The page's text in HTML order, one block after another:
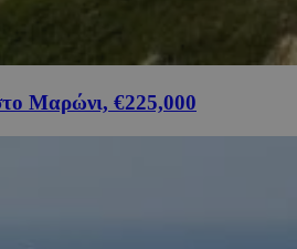
Μαρώνι, €225,000